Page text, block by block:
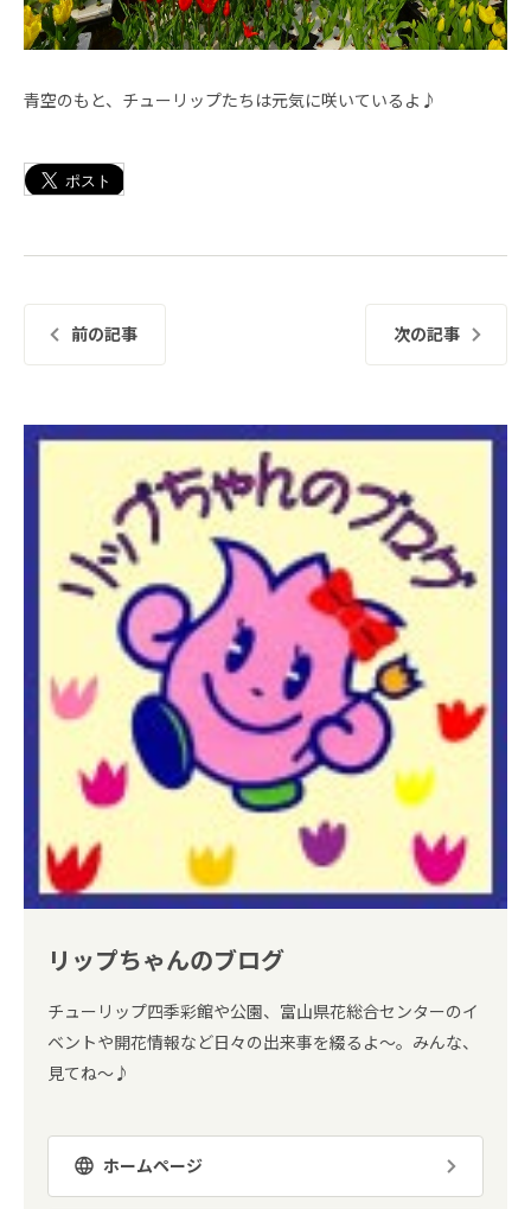
青空のもと、チューリップたちは元気に咲いているよ♪
前の記事 次の記事
リップちゃんのブログ
チューリップ四季彩館や公園、富山県花総合センターのイ
ベントや開花情報など日々の出来事を綴るよ～。みんな、
見てね～♪
ホームページ